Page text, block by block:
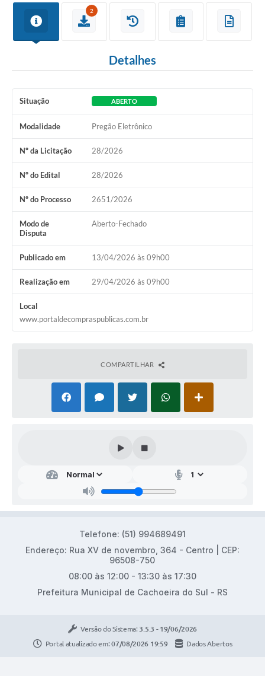
Coleta seletiva - Informações
A Nossa Cidade
A Prefeitura
Audiências Públicas
Arquivos para Download
Galeria de Vídeos
Gabinetes e Secretarias
Contas Públicas
Editais
Serviços Online
2
Detalhes
Situação ABERTO
Modalidade Pregão Eletrônico
Nº da Licitação 28/2026
Nº do Edital 28/2026
Nº do Processo 2651/2026
Modo de
Disputa
Aberto-Fechado
Publicado em 13/04/2026 às 09h00
Realização em 29/04/2026 às 09h00
Local
www.portaldecompraspublicas.com.br
COMPARTILHAR
Telefone: (51) 994689491
Endereço: Rua XV de novembro, 364 - Centro | CEP:
96508-750
08:00 às 12:00 - 13:30 às 17:30
Prefeitura Municipal de Cachoeira do Sul - RS
Versão do Sistema: 3.5.3 - 19/06/2026
Portal atualizado em:07/08/2026 19:59 Dados Abertos